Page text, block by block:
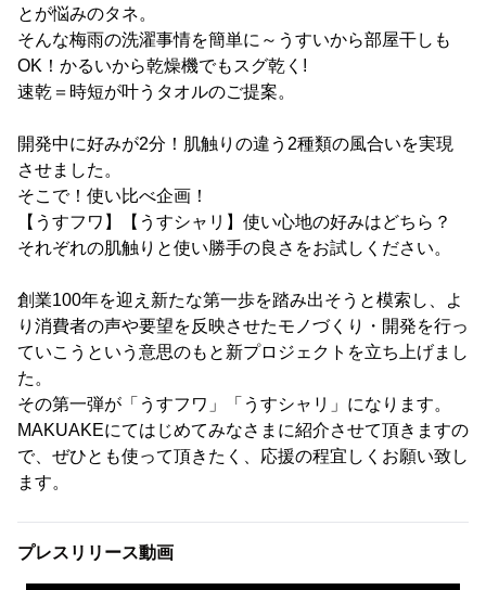
とが悩みのタネ。
そんな梅雨の洗濯事情を簡単に～うすいから部屋干しも
OK！かるいから乾燥機でもスグ乾く!
速乾＝時短が叶うタオルのご提案。
開発中に好みが2分！肌触りの違う2種類の風合いを実現
させました。
そこで！使い比べ企画！
【うすフワ】【うすシャリ】使い心地の好みはどちら？
それぞれの肌触りと使い勝手の良さをお試しください。
創業100年を迎え新たな第一歩を踏み出そうと模索し、よ
り消費者の声や要望を反映させたモノづくり・開発を行っ
ていこうという意思のもと新プロジェクトを立ち上げまし
た。
その第一弾が「うすフワ」「うすシャリ」になります。
MAKUAKEにてはじめてみなさまに紹介させて頂きますの
で、ぜひとも使って頂きたく、応援の程宜しくお願い致し
ます。
プレスリリース動画